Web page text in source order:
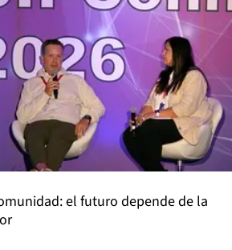
el futuro depende de la